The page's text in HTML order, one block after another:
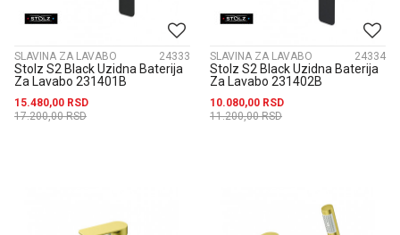
SLAVINA ZA LAVABO 24333
Stolz S2 Black Uzidna Baterija
Za Lavabo 231401B
15.480,00 RSD
17.200,00RSD
SLAVINA ZA LAVABO 24334
Stolz S2 Black Uzidna Baterija
Za Lavabo 231402B
10.080,00 RSD
11.200,00RSD